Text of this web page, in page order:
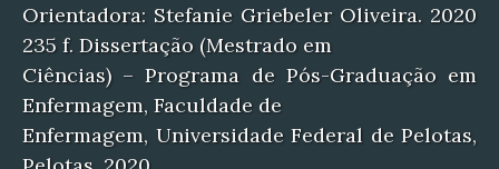
Orientadora: Stefanie Griebeler Oliveira. 2020
235 f. Dissertação (Mestrado em
Ciências) – Programa de Pós-Graduação em
Enfermagem, Faculdade de
Enfermagem, Universidade Federal de Pelotas,